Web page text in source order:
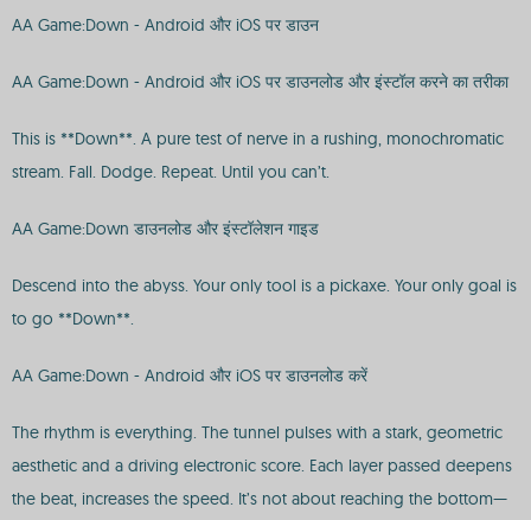
AA Game:Down - Android और iOS पर डाउन
AA Game:Down - Android और iOS पर डाउनलोड और इंस्टॉल करने का तरीका
This is **Down**. A pure test of nerve in a rushing, monochromatic
stream. Fall. Dodge. Repeat. Until you can’t.
AA Game:Down डाउनलोड और इंस्टॉलेशन गाइड
Descend into the abyss. Your only tool is a pickaxe. Your only goal is
to go **Down**.
AA Game:Down - Android और iOS पर डाउनलोड करें
The rhythm is everything. The tunnel pulses with a stark, geometric
aesthetic and a driving electronic score. Each layer passed deepens
the beat, increases the speed. It’s not about reaching the bottom—